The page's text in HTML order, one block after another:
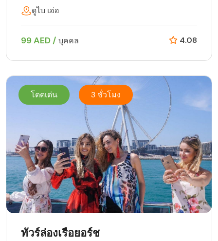
ดูไบ เอ่อ
99 AED / บุคคล 4.08
โดดเด่น 3 ชั่วโมง
ทัวร์ล่องเรือยอร์ช